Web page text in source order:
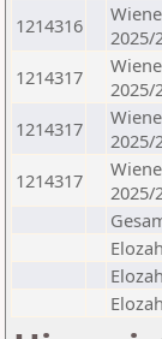
1214316
2025/
1214317
2025/
1214317
2025/
1214317
2025/